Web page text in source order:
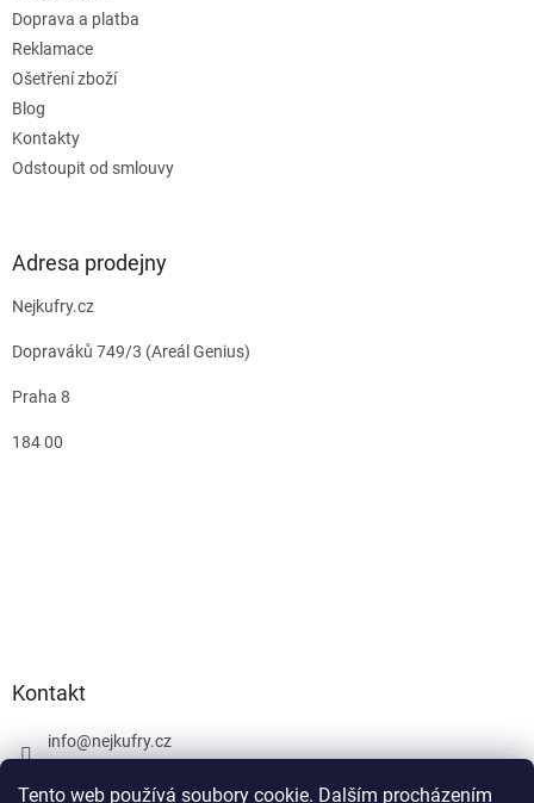
Tento web používá soubory cookie. Dalším procházením
Doprava a platba
Reklamace
Ošetření zboží
Blog
Kontakty
Odstoupit od smlouvy
Adresa prodejny
Nejkufry.cz
Dopraváků 749/3 (Areál Genius)
Praha 8
184 00
Kontakt
info@nejkufry.cz